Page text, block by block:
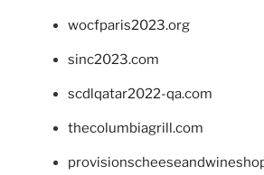
wocfparis2023.org
sinc2023.com
scdlqatar2022-qa.com
thecolumbiagrill.com